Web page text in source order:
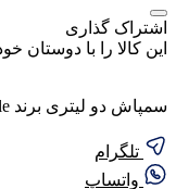
اشتراک گذاری
این کالا را با دوستان
سمپاش دو لیتری برند wild cattle
تلگرام
واتساپ